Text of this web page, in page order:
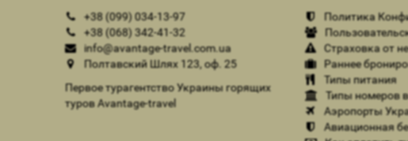
+38 (099) 034-13-97
+38 (068) 342-41-32
info@avantage-travel.com.ua
Полтавский Шлях 123, оф. 25
Первое турагентство Украины горящих
туров Avantage-travel
Политика
Страховка от
Раннее
Типы питания
Типы номеров
Аэропорты
Авиационная